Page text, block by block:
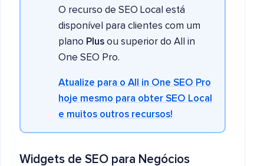
O recurso de SEO Local está
disponível para clientes com um
plano Plus ou superior do All in
One SEO Pro.
Atualize para o All in One SEO Pro
hoje mesmo para obter SEO Local
e muitos outros recursos!
Widgets de SEO para Negócios